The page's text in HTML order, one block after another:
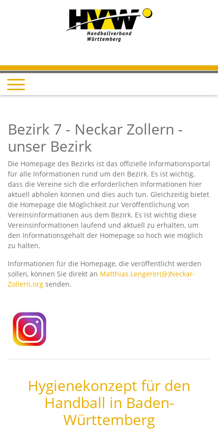
Bezirk 7 - Neckar Zollern -
unser Bezirk
Die Homepage des Bezirks ist das offizielle Informationsportal
für alle Informationen rund um den Bezirk. Es ist wichtig,
dass die Vereine sich die erforderlichen Informationen hier
aktuell abholen können und dies auch tun. Gleichzeitig bietet
die Homepage die Möglichkeit zur Veröffentlichung von
Vereinsinformationen aus dem Bezirk. Es ist wichtig diese
Vereinsinformationen laufend und aktuell zu erhalten, um
den Informationsgehalt der Homepage so hoch wie möglich
zu halten.
Informationen für die Homepage, die veröffentlicht werden
sollen, können Sie direkt an Matthias.Lengerer(@)Neckar-
Zollern.org senden.
Hygienekonzept für den
Handball in Baden-
Württemberg